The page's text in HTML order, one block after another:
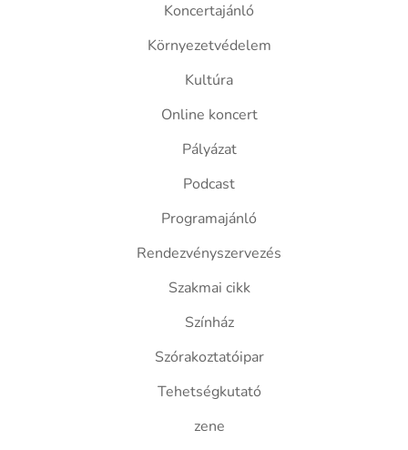
Koncertajánló
Környezetvédelem
Kultúra
Online koncert
Pályázat
Podcast
Programajánló
Rendezvényszervezés
Szakmai cikk
Színház
Szórakoztatóipar
Tehetségkutató
zene